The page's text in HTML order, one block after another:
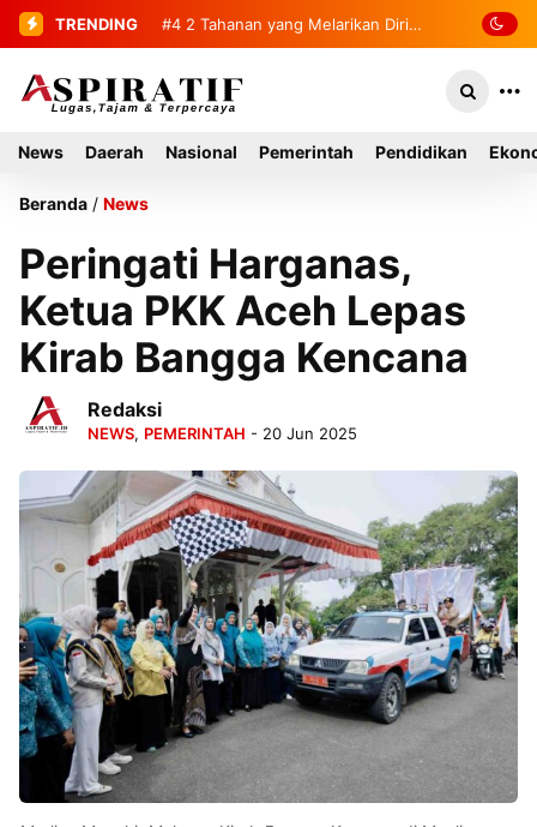
TRENDING #4 2 Tahanan yang Melarikan Diri
News Daerah Nasional Pemerintah Pendidikan
Beranda / News
Peringati Harganas,
Ketua PKK Aceh Lepas
Kirab Bangga Kencana
Redaksi
NEWS, PEMERINTAH - 20 Jun 2025